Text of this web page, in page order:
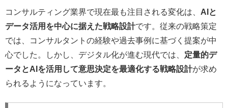
コンサルティング業界で現在最も注目される変化は、 AIと
データ活用を中心に据えた戦略設計です。従来の戦略策定
では、コンサルタントの経験や過去事例に基づく提案が中
心でした。しかし、デジタル化が進む現代では、 定量的デ
ータとAIを活用して意思決定を最適化する戦略設計が求め
られるようになっています。